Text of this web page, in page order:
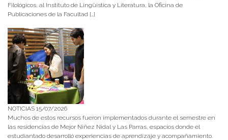
Filológicos, al Instituto de Lingüística y Literatura, la Oficina de
Publicaciones de la Facultad […]
NOTICIAS 15/07/2026
Muchos de estos recursos fueron implementados durante el semestre en
las residencias de Mejor Niñez Nidal y Las Parras, espacios donde el
estudiantado desarrolló experiencias de aprendizaje y acompañamiento.